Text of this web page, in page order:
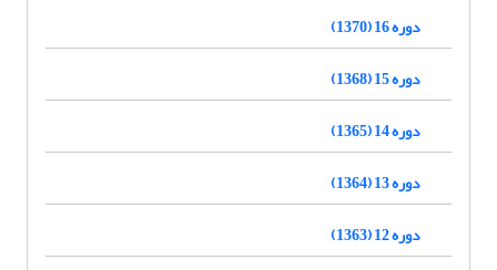
دوره 16 (1370)
دوره 15 (1368)
دوره 14 (1365)
دوره 13 (1364)
دوره 12 (1363)